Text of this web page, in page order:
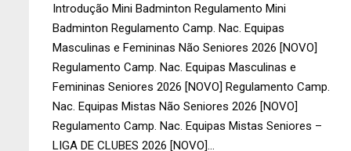
Introdução Mini Badminton Regulamento Mini
Badminton Regulamento Camp. Nac. Equipas
Masculinas e Femininas Não Seniores 2026 [NOVO]
Regulamento Camp. Nac. Equipas Masculinas e
Femininas Seniores 2026 [NOVO] Regulamento Camp.
Nac. Equipas Mistas Não Seniores 2026 [NOVO]
Regulamento Camp. Nac. Equipas Mistas Seniores –
LIGA DE CLUBES 2026 [NOVO]...